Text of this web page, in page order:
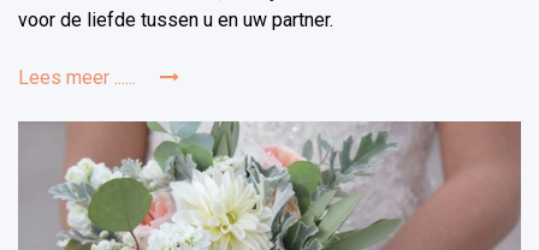
voor de liefde tussen u en uw partner.
Lees meer ......